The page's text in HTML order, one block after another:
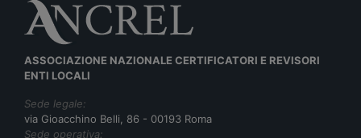
ASSOCIAZIONE NAZIONALE CERTIFICATORI E REVISORI
ENTI LOCALI
Sede legale:
via Gioacchino Belli, 86 - 00193 Roma
Sede operativa: